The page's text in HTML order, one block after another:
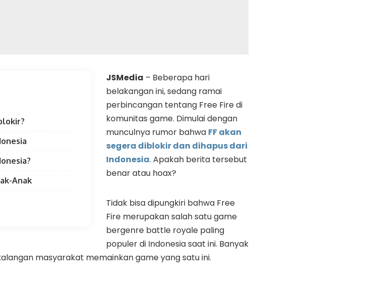
Anak
JSMedia – Beberapa hari
belakangan ini, sedang ramai
perbincangan tentang Free Fire di
komunitas game. Dimulai dengan
munculnya rumor bahwa FF akan
segera diblokir dan dihapus dari
Indonesia. Apakah berita tersebut
benar atau hoax?
Tidak bisa dipungkiri bahwa Free
Fire merupakan salah satu game
bergenre battle royale paling
populer di Indonesia saat ini. Banyak
masyarakat memainkan game yang satu ini.